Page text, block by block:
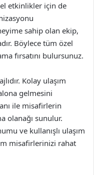
etkinlikler için de
sahip olan ekip,
Böylece tüm özel
fırsatını bulursunuz.
Kolay ulaşım
gelmesini
ile misafirlerin
olanağı sunulur.
ve kullanışlı ulaşım
misafirlerinizi rahat